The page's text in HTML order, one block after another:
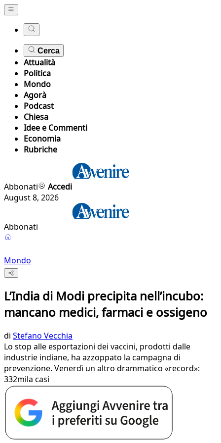
Cerca
Attualità
Politica
Mondo
Agorà
Podcast
Chiesa
Idee e Commenti
Economia
Rubriche
Abbonati
Accedi
August 8, 2026
Abbonati
Mondo
L’India di Modi precipita nell’incubo:
mancano medici, farmaci e ossigeno
di Stefano Vecchia
Lo stop alle esportazioni dei vaccini, prodotti dalle
industrie indiane, ha azzoppato la campagna di
prevenzione. Venerdì un altro drammatico «record»:
332mila casi